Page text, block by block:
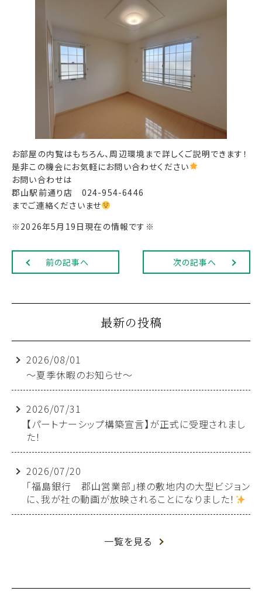
お部屋の内覧はもちろん、周辺環境まで詳しくご説明できます！
是非この機会にお気軽にお問い合わせください
お問い合わせは
郡山駅前通り店 024-954-6446
までご連絡くださいませ
※2026年5月19日現在の情報です※
前の記事へ 次の記事へ
最新の投稿
2026/08/01
～夏季休暇のお知らせ～
2026/07/31
【パートナーシップ構築宣言】が正式に受理されまし
た！
2026/07/20
「福島銀行 郡山営業部」様の敷地内の大型ビジョン
に、我が社の動画が放映されることになりました！
一覧を見る